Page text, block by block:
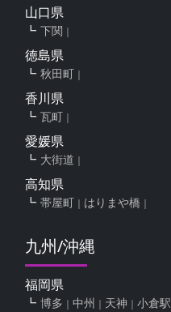
山口県
下関
徳島県
秋田町
香川県
瓦町
愛媛県
大街道
高知県
帯屋町 はりまや橋
九州/沖縄
福岡県
博多 中州 天神 小倉駅